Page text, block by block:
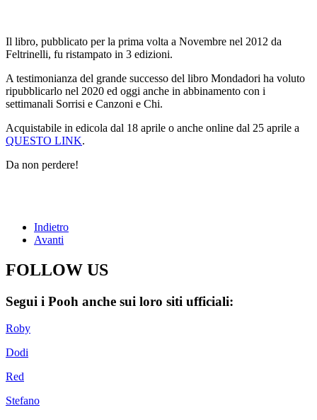
Il libro, pubblicato per la prima volta a Novembre nel 2012 da
Feltrinelli, fu ristampato in 3 edizioni.
A testimonianza del grande successo del libro Mondadori ha voluto
ripubblicarlo nel 2020 ed oggi anche in abbinamento con i
settimanali Sorrisi e Canzoni e Chi.
Acquistabile in edicola dal 18 aprile o anche online dal 25 aprile a
QUESTO LINK.
Da non perdere!
Indietro
Avanti
FOLLOW US
Segui i Pooh anche sui loro siti ufficiali:
Roby
Dodi
Red
Stefano